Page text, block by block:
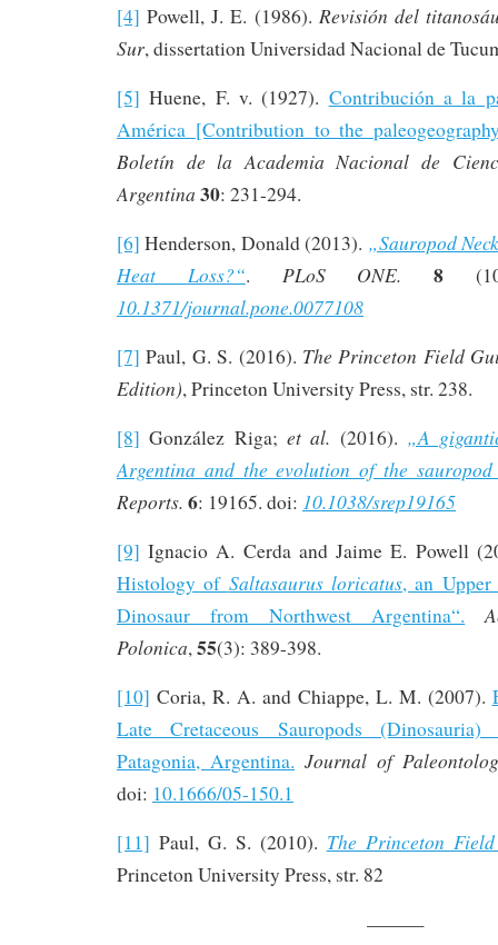
[4] Powell, J. E. (1986). Revisión del
Sur, dissertation Universidad Nacional de
[5] Huene, F. v. (1927). Contribución a la
América [Contribution to the
Boletín de la Academia Nacional de
Argentina 30: 231-294.
[6] Henderson, Donald (2013). „Sauropod
Heat Loss?“. PLoS ONE. 8
10.1371/journal.pone.0077108
[7] Paul, G. S. (2016). The Princeton Field
Edition), Princeton University Press, str. 238.
[8] González Riga;et al. (2016). „A
Argentina and the evolution of the
Reports. 6: 19165. doi: 10.1038/srep19165
[9] Ignacio A. Cerda and Jaime E. Powell
Histology of Saltasaurus loricatus, an Upper
Dinosaur from Northwest Argentina“.
Polonica, 55(3): 389-398.
[10] Coria, R. A. and Chiappe, L. M. (2007).
Late Cretaceous Sauropods
Patagonia, Argentina. Journal of
doi: 10.1666/05-150.1
[11] Paul, G. S. (2010). The Princeton
Princeton University Press, str. 82
———